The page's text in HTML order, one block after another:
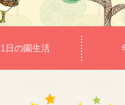
1日の園生活